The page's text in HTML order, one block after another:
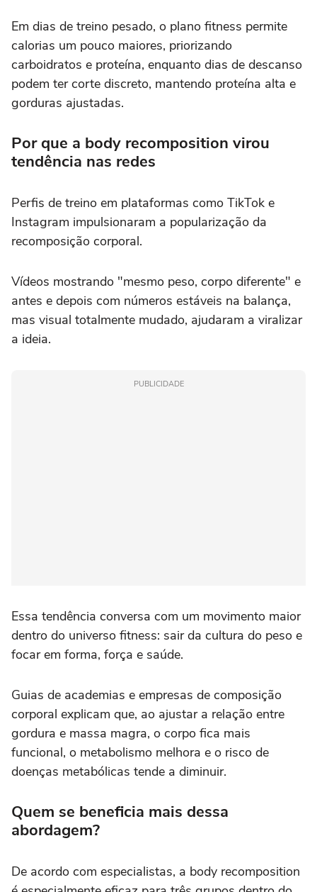
Em dias de treino pesado, o plano fitness permite
calorias um pouco maiores, priorizando
carboidratos e proteína, enquanto dias de descanso
podem ter corte discreto, mantendo proteína alta e
gorduras ajustadas.
Por que a body recomposition virou
tendência nas redes
Perfis de treino em plataformas como TikTok e
Instagram impulsionaram a popularização da
recomposição corporal.
Vídeos mostrando "mesmo peso, corpo diferente" e
antes e depois com números estáveis na balança,
mas visual totalmente mudado, ajudaram a viralizar
a ideia.
PUBLICIDADE
Essa tendência conversa com um movimento maior
dentro do universo fitness: sair da cultura do peso e
focar em forma, força e saúde.
Guias de academias e empresas de composição
corporal explicam que, ao ajustar a relação entre
gordura e massa magra, o corpo fica mais
funcional, o metabolismo melhora e o risco de
doenças metabólicas tende a diminuir.
Quem se beneficia mais dessa
abordagem?
De acordo com especialistas, a body recomposition